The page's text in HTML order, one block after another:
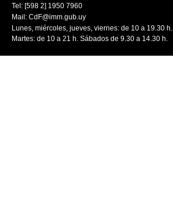
Tel: [598 2] 1950 7960
Mail: CdF@imm.gub.uy
Lunes, miércoles, jueves, viernes: de 10 a 19.30 h.
Martes: de 10 a 21 h. Sábados de 9.30 a 14.30 h.